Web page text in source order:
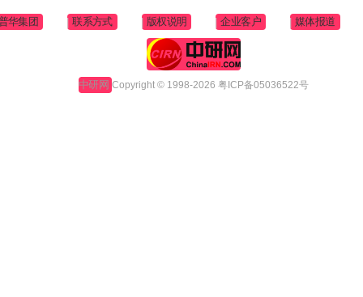
华集团 联系方式 版权说明 企业客户 媒体报道
中研网 Copyright © 1998-2026 粤ICP备05036522号